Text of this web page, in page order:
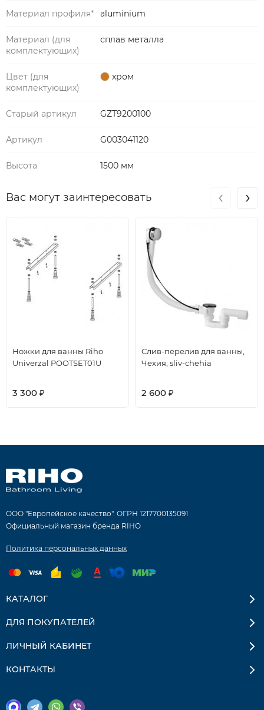
Материал профиля* aluminium
Материал (для
комплектующих)
сплав металла
Цвет (для
комплектующих)
хром
Старый артикул GZT9200100
Артикул G003041120
Высота 1500 мм
Вас могут заинтересовать
Ножки для ванны Riho
Univerzal POOTSET01U
3 300 ₽
Слив-перелив для ванны,
Чехия, sliv-chehia
2 600 ₽
‹ ›
ООО "Европейское качество". ОГРН 1217700135091
Официальный магазин бренда RIHO
Политика персональных данных
КАТАЛОГ
ДЛЯ ПОКУПАТЕЛЕЙ
ЛИЧНЫЙ КАБИНЕТ
КОНТАКТЫ